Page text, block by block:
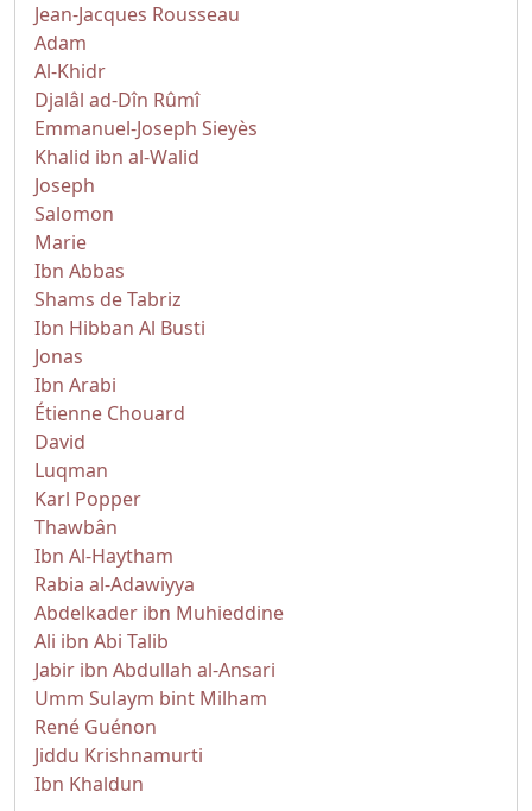
Jean-Jacques Rousseau
Adam
Al-Khidr
Djalâl ad-Dîn Rûmî
Emmanuel-Joseph Sieyès
Khalid ibn al-Walid
Joseph
Salomon
Marie
Ibn Abbas
Shams de Tabriz
Ibn Hibban Al Busti
Jonas
Ibn Arabi
Étienne Chouard
David
Luqman
Karl Popper
Thawbân
Ibn Al-Haytham
Rabia al-Adawiyya
Abdelkader ibn Muhieddine
Ali ibn Abi Talib
Jabir ibn Abdullah al-Ansari
Umm Sulaym bint Milham
René Guénon
Jiddu Krishnamurti
Ibn Khaldun